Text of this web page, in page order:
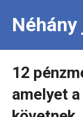
12
amelyet